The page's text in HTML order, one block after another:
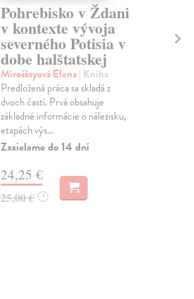
Pohrebisko v Ždani
v kontexte vývoja
severného Potisia v
dobe halštatskej
Miroššayová Elena| Kniha
Predložená práca sa skladá z
dvoch častí. Prvá obsahuje
základné informácie o nálezisku,
etapách výs...
Zasielame do 14 dní
24,25 €
25,00 € ?